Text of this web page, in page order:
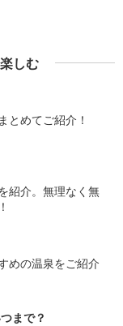
しむ
とめてご紹介！
紹介。無理なく無
めの温泉をご紹介
まで？